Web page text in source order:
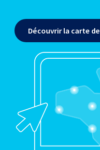
Découvrir la carte